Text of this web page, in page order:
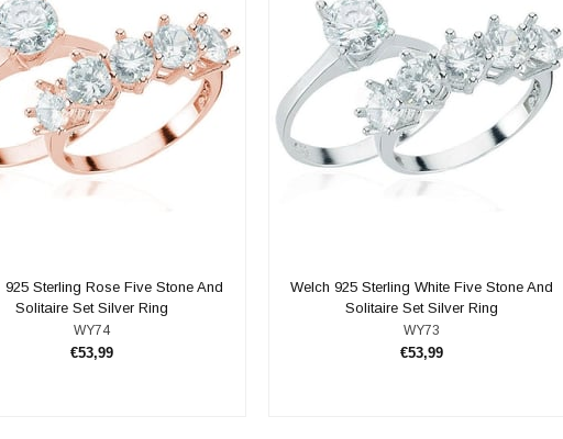
925 Sterling Rose Five Stone And
Solitaire Set Silver Ring
WY74
€53,99
Welch 925 Sterling White Five Stone And
Solitaire Set Silver Ring
WY73
€53,99